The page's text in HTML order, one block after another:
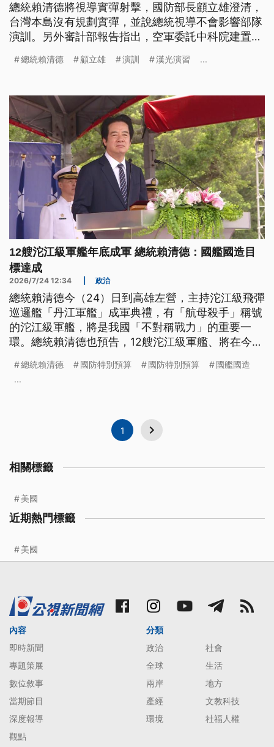
總統賴清德將視導實彈射擊，國防部長顧立雄澄清，
台灣本島沒有規劃實彈，並說總統視導不會影響部隊
演訓。另外審計部報告指出，空軍委託中科院建置遙
機型，國防部回應，將用系統更新的方式加入。
總統賴清德 顧立雄 演訓 漢光演習 ...
12艘沱江級軍艦年底成軍 總統賴清德：國艦國造目
標達成
2026/7/24 12:34 政治
總統賴清德今（24）日到高雄左營，主持沱江級飛彈
巡邏艦「丹江軍艦」成軍典禮，有「航母殺手」稱號
的沱江級軍艦，將是我國「不對稱戰力」的重要一
環。總統賴清德也預告，12艘沱江級軍艦、將在今
總統賴清德 國防特別預算 國防特別預算
國艦國造
...
1
相關標籤
美國
近期熱門標籤
美國
內容
即時新聞
專題策展
數位敘事
當期節目
深度報導
觀點
分類
政治
社會
全球
生活
兩岸
地方
產經
文教科技
環境
社福人權